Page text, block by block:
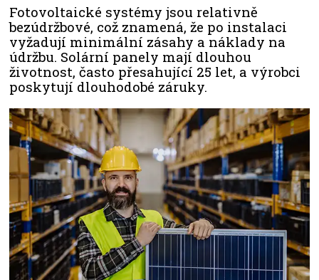
Fotovoltaické systémy jsou relativně
bezúdržbové, což znamená, že po instalaci
vyžadují minimální zásahy a náklady na
údržbu. Solární panely mají dlouhou
životnost, často přesahující 25 let, a výrobci
poskytují dlouhodobé záruky.